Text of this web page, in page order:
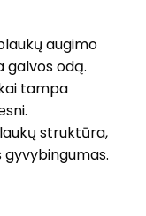
augimo
galvos odą.
tampa
struktūra,
Serumas 100 ml